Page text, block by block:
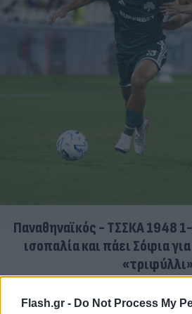
Flash.gr - Do Not Process My
Παναθηναϊκός - ΤΣΣΚΑ 1948
ισοπαλία και πάει Σόφια
«τριφύλλι»